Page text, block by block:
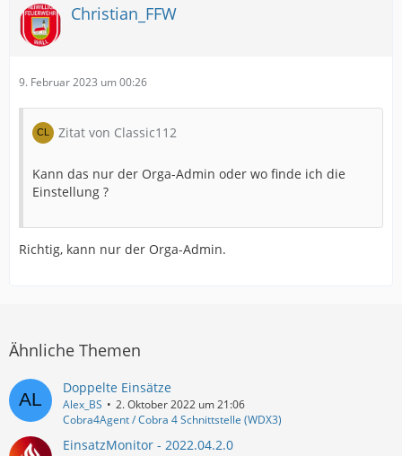
Christian_FFW
9. Februar 2023 um 00:26
Zitat von Classic112
Kann das nur der Orga-Admin oder wo finde ich die
Einstellung ?
Richtig, kann nur der Orga-Admin.
Ähnliche Themen
Doppelte Einsätze
Alex_BS
2. Oktober 2022 um 21:06
Cobra4Agent / Cobra 4 Schnittstelle (WDX3)
EinsatzMonitor - 2022.04.2.0